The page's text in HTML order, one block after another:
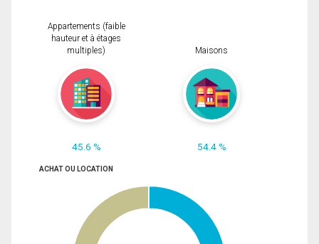
Appartements (faible
hauteur et à étages
multiples)
45.6 %
Maisons
54.4 %
ACHAT OU LOCATION